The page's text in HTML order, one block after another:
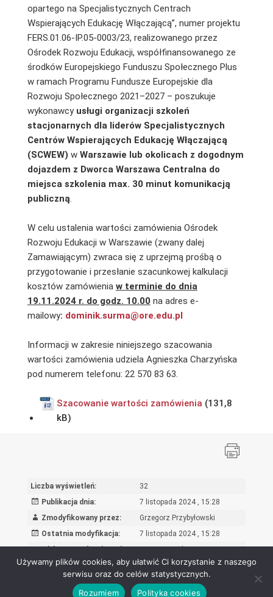
opartego na Specjalistycznych Centrach
Wspierających Edukację Włączającą”, numer projektu
FERS.01.06-IP.05-0003/23, realizowanego przez
Ośrodek Rozwoju Edukacji, współfinansowanego ze
środków Europejskiego Funduszu Społecznego Plus
w ramach Programu Fundusze Europejskie dla
Rozwoju Społecznego 2021–2027 – poszukuje
wykonawcyusługi organizacji szkoleń
stacjonarnych dla liderów Specjalistycznych
Centrów Wspierających Edukację Włączającą
(SCWEW) w Warszawie lub okolicach z dogodnym
dojazdem z Dworca Warszawa Centralna do
miejsca szkolenia max. 30 minut komunikacją
publiczną.
W celu ustalenia wartości zamówienia Ośrodek
Rozwoju Edukacji w Warszawie (zwany dalej
Zamawiającym) zwraca się z uprzejmą prośbą o
przygotowanie i przesłanie szacunkowej kalkulacji
kosztów zamówienia w terminie do dnia
19.11.2024 r. do godz. 10.00 na adres e-
mailowy: dominik.surma@ore.edu.pl
Informacji w zakresie niniejszego szacowania
wartości zamówienia udziela Agnieszka Charzyńska
pod numerem telefonu: 22 570 83 63.
Szacowanie wartości zamówienia
Liczba wyświetleń:
32
Publikacja dnia:
7 listopada 2024 , 15:28
Zmodyfikowany przez:
Grzegorz Przybyłowski
Ostatnia modyfikacja:
7 listopada 2024 , 15:28
Ośrodek Rozwoju Edukacji - Biuletyn Informacji Publicznej 2026
Używamy plików cookies, aby ułatwić Ci korzystanie z naszego
serwisu oraz do celów statystycznych.
Rozumiem
Polityka cookies